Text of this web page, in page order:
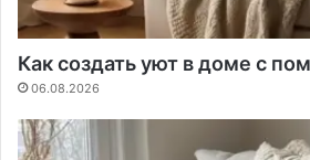
Как создать уют в доме с
06.08.2026